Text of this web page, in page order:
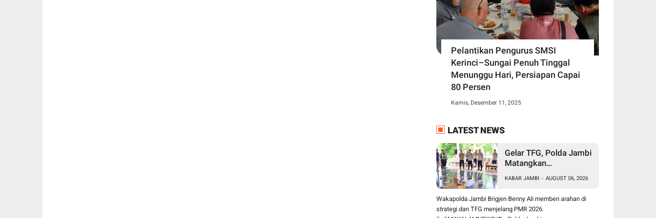
Pelantikan Pengurus SMSI
Kerinci–Sungai Penuh Tinggal
Menunggu Hari, Persiapan Capai
80 Persen
Kamis, Desember 11, 2025
LATEST NEWS
Gelar TFG, Polda Jambi
Matangkan
Merdeka Run 2026,
Libatkan 1.750
Personel
KABAR JAMBI - AUGUST 06, 2026
Wakapolda Jambi Brigjen Benny Ali memberi arahan di
strategi dan TFG menjelang PMR 2026.